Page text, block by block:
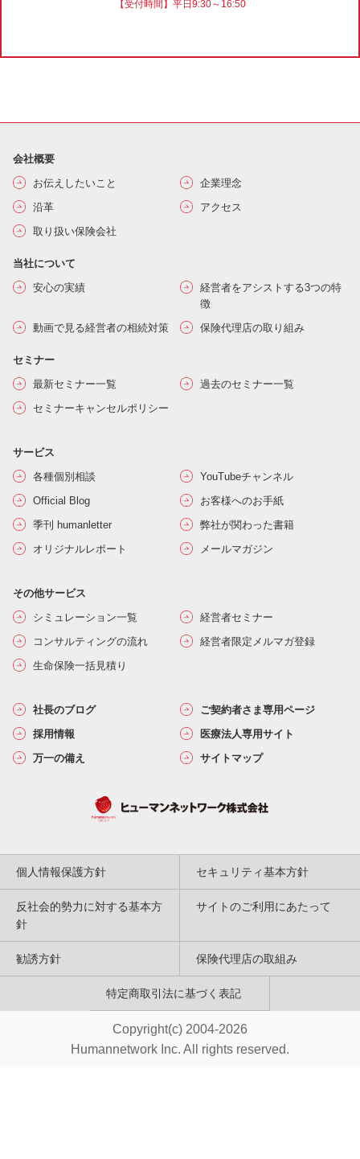
【受付時間】平日9:30～16:50
会社概要
お伝えしたいこと
企業理念
沿革
アクセス
取り扱い保険会社
当社について
安心の実績
経営者をアシストする3つの特
徴
動画で見る経営者の相続対策
保険代理店の取り組み
セミナー
最新セミナー一覧
過去のセミナー一覧
セミナーキャンセルポリシー
サービス
各種個別相談
YouTubeチャンネル
Official Blog
お客様へのお手紙
季刊 humanletter
弊社が関わった書籍
オリジナルレポート
メールマガジン
その他サービス
シミュレーション一覧
経営者セミナー
コンサルティングの流れ
経営者限定メルマガ登録
生命保険一括見積り
社長のブログ
ご契約者さま専用ページ
採用情報
医療法人専用サイト
万一の備え
サイトマップ
個人情報保護方針 セキュリティ基本方針
反社会的勢力に対する基本方
針
サイトのご利用にあたって
勧誘方針 保険代理店の取組み
特定商取引法に基づく表記
Copyright(c) 2004-2026
Humannetwork Inc. All rights reserved.